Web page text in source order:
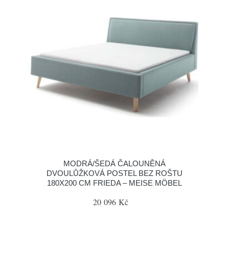
MODRÁ/ŠEDÁ ČALOUNĚNÁ
DVOULŮŽKOVÁ POSTEL BEZ ROŠTU
180X200 CM FRIEDA – MEISE MÖBEL
20 096 Kč